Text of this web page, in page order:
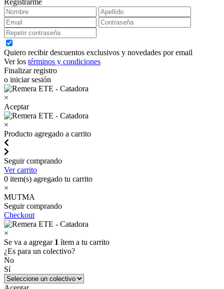
Quiero recibir descuentos exclusivos y novedades por email
Ver los términos y condiciones
Finalizar registro
o iniciar sesión
×
Aceptar
×
Producto agregado a carrito
Seguir comprando
Ver carrito
0 item(s) agregado tu carrito
×
MUTMA
Seguir comprando
Checkout
×
Se va a agregar 1 ítem a tu carrito
¿Es para un colectivo?
No
Sí